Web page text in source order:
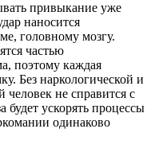
привыкание уже
наносится
головному мозгу.
частью
поэтому каждая
Без наркологической и
не справится с
будет ускорять процессы
одинаково